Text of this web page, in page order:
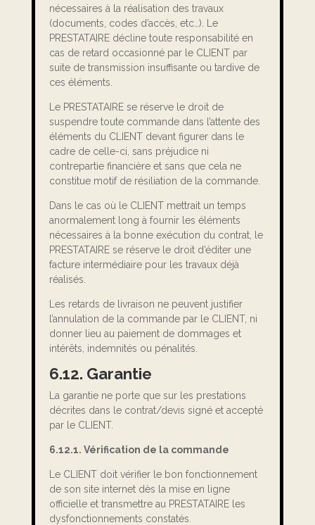
nécessaires à la réalisation des travaux
(documents, codes d’accès, etc…). Le
PRESTATAIRE décline toute responsabilité en
cas de retard occasionné par le CLIENT par
suite de transmission insuffisante ou tardive de
ces éléments.
Le PRESTATAIRE se réserve le droit de
suspendre toute commande dans l’attente des
éléments du CLIENT devant figurer dans le
cadre de celle-ci, sans préjudice ni
contrepartie financière et sans que cela ne
constitue motif de résiliation de la commande.
Dans le cas où le CLIENT mettrait un temps
anormalement long à fournir les éléments
nécessaires à la bonne exécution du contrat, le
PRESTATAIRE se réserve le droit d’éditer une
facture intermédiaire pour les travaux déjà
réalisés.
Les retards de livraison ne peuvent justifier
l’annulation de la commande par le CLIENT, ni
donner lieu au paiement de dommages et
intérêts, indemnités ou pénalités.
6.12. Garantie
La garantie ne porte que sur les prestations
décrites dans le contrat/devis signé et accepté
par le CLIENT.
6.12.1. Vérification de la commande
Le CLIENT doit vérifier le bon fonctionnement
de son site internet dès la mise en ligne
officielle et transmettre au PRESTATAIRE les
dysfonctionnements constatés.